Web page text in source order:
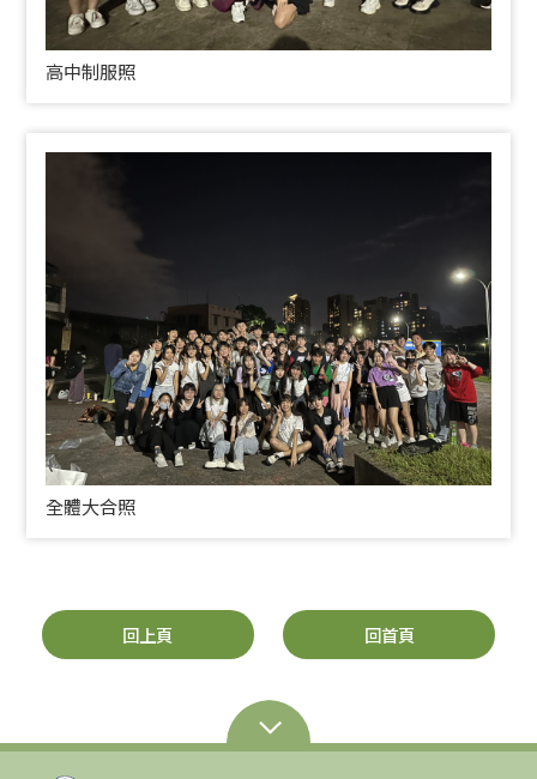
高中制服照
全體大合照
回上頁 回首頁